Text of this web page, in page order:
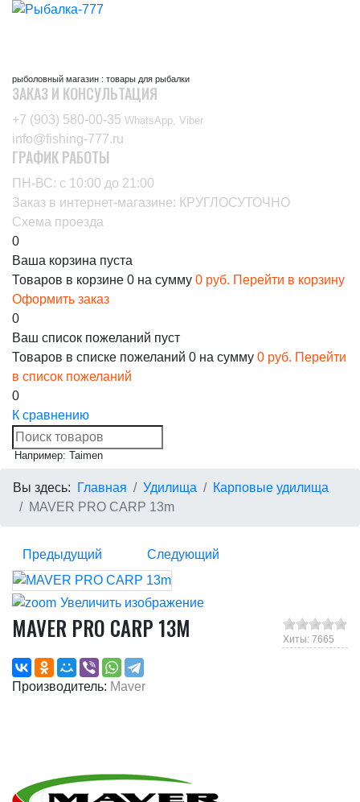
рыболовный магазин : товары для рыбалки
ЗАКАЗ И КОНСУЛЬТАЦИЯ
+7 (903) 580-00-35‬ WhatsApp, Viber
info@fishing-777.ru
ГРАФИК РАБОТЫ
ПН-ВС: с 10:00 до 21:00
Заказ в интернет-магазине: КРУГЛОСУТОЧНО
Схема проезда
0
Ваша корзина пуста
Товаров в корзине 0 на сумму 0 руб. Перейти в корзину
Оформить заказ
0
Ваш список пожеланий пуст
Товаров в списке пожеланий 0 на сумму 0 руб. Перейти
в список пожеланий
0
К сравнению
Например: Taimen
Вы здесь: Главная Удилища
Карповые удилища
MAVER PRO CARP 13m
Предыдущий Следующий
Увеличить изображение
Хиты: 7665
MAVER PRO CARP 13M
Производитель: Maver